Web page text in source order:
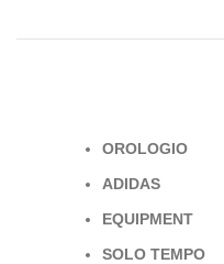
OROLOGIO
ADIDAS
EQUIPMENT
SOLO TEMPO